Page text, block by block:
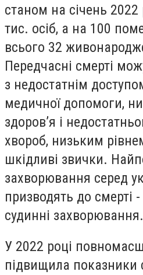
станом на січень 2022
тис. осіб, а на 100
всього 32
Передчасні смерті
з недостатнім
медичної допомоги,
здоров’я і
хвороб, низьким
шкідливі звички.
захворювання серед
призводять до смерті
судинні захворювання.
У 2022 році
підвищила показники